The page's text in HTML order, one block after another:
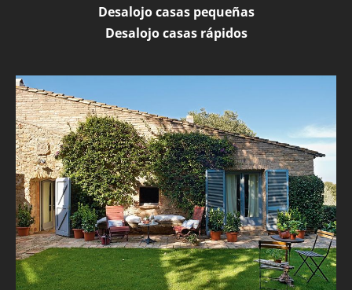
Desalojo casas pequeñas
Desalojo casas rápidos